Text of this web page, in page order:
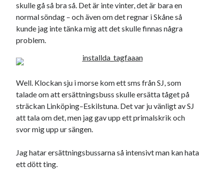
Etiketter
#blogg100
barnen basket bil corona
skulle gå så bra så. Det är inte vinter, det är bara en
normal söndag – och även om det regnar i Skåne så
kunde jag inte tänka mig att det skulle finnas några
problem.
Well. Klockan sju i morse kom ett sms från SJ, som
talade om att ersättningsbuss skulle ersätta tåget på
sträckan Linköping–Eskilstuna. Det var ju vänligt av SJ
att tala om det, men jag gav upp ett primalskrik och
svor mig upp ur sängen.
Jag hatar ersättningsbussarna så intensivt man kan hata
ett dött ting.